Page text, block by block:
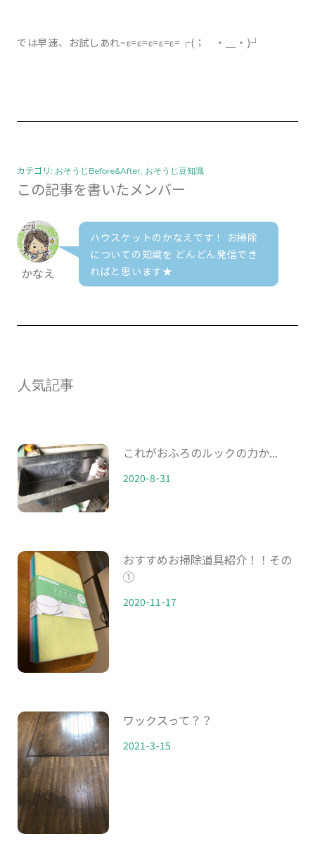
では早速、お試しあれ~ε=ε=ε=ε=ε=┌(； ・＿・)┘
カテゴリ: おそうじBefore&After おそうじ豆知識
かなえ
ハウスケットのかなえです！ お掃除
についての知識を どんどん発信でき
ればと思います★
人気記事
これがおふろのルックの力か...
2020-8-31
おすすめお掃除道具紹介！！その
①
2020-11-17
ワックスって？？
2021-3-15